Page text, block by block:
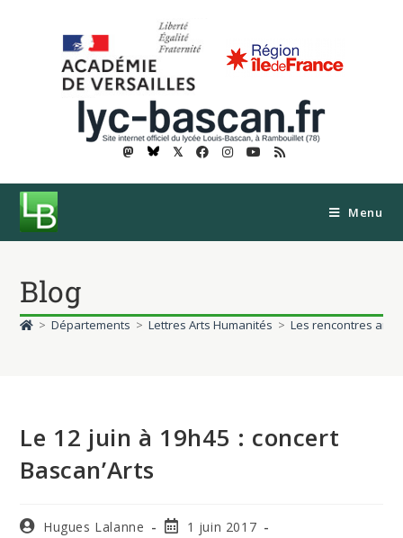
𝕏
Menu
Blog
> Départements > Lettres Arts Humanités > Les rencontres
Le 12 juin à 19h45 : concert
Bascan’Arts
Hugues Lalanne
1 juin 2017